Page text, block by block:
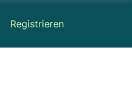
Registrieren